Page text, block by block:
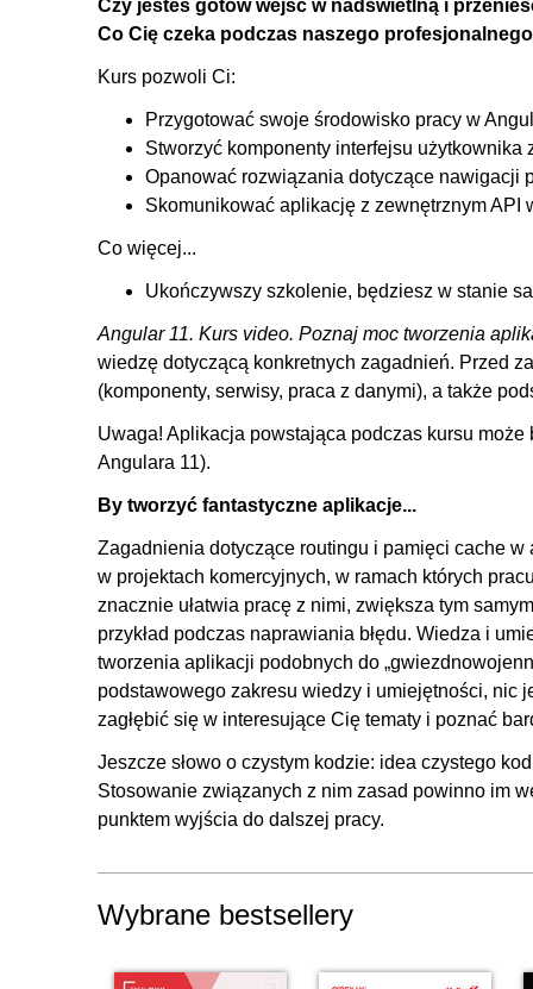
Czy jesteś gotów wejść w nadświetlną i
Co Cię czeka podczas naszego
Kurs pozwoli Ci:
Przygotować swoje środowisko pracy w
Stworzyć komponenty interfejsu
Opanować rozwiązania dotyczące nawigacji
Skomunikować aplikację z zewnętrznym API
Co więcej...
Ukończywszy szkolenie, będziesz w stanie
Angular 11. Kurs video. Poznaj moc tworzenia
wiedzę dotyczącą konkretnych zagadnień. Przed
(komponenty, serwisy, praca z danymi), a także
Uwaga! Aplikacja powstająca podczas kursu
Angulara 11).
By tworzyć fantastyczne aplikacje...
Zagadnienia dotyczące routingu i pamięci cache
w projektach komercyjnych, w ramach których
znacznie ułatwia pracę z nimi, zwiększa tym
przykład podczas naprawiania błędu. Wiedza i
tworzenia aplikacji podobnych do
podstawowego zakresu wiedzy i umiejętności, nic
zagłębić się w interesujące Cię tematy i poznać
Jeszcze słowo o czystym kodzie: idea czystego
Stosowanie związanych z nim zasad powinno im
punktem wyjścia do dalszej pracy.
Wybrane bestsellery